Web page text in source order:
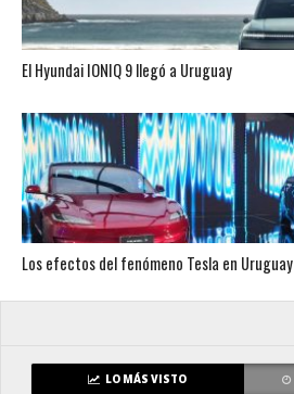
El Hyundai IONIQ 9 llegó a Uruguay
Los efectos del fenómeno Tesla en Uruguay
LO MÁS VISTO